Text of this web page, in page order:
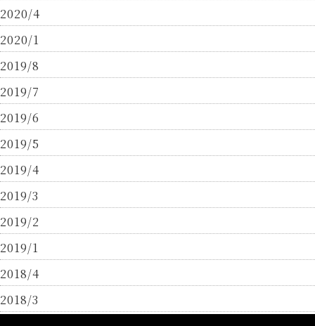
2020/4
2020/1
2019/8
2019/7
2019/6
2019/5
2019/4
2019/3
2019/2
2019/1
2018/4
2018/3